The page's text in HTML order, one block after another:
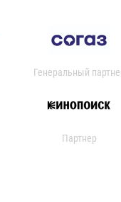
Генеральный
Партнер